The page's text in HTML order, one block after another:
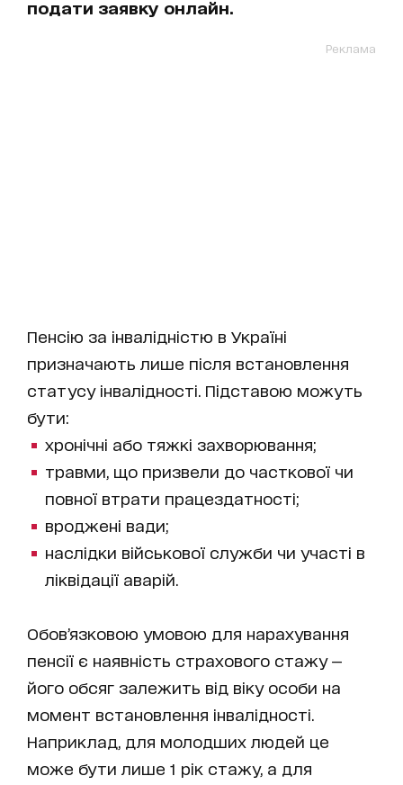
подати заявку онлайн.
Реклама
Пенсію за інвалідністю в Україні
призначають лише після встановлення
статусу інвалідності. Підставою можуть
бути:
хронічні або тяжкі захворювання;
травми, що призвели до часткової чи
повної втрати працездатності;
вроджені вади;
наслідки військової служби чи участі в
ліквідації аварій.
Обов’язковою умовою для нарахування
пенсії є наявність страхового стажу —
його обсяг залежить від віку особи на
момент встановлення інвалідності.
Наприклад, для молодших людей це
може бути лише 1 рік стажу, а для